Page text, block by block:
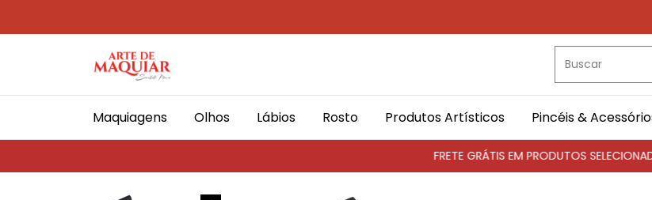
Maquiagens Olhos Lábios Rosto Produtos Artísticos Pincéis &
FRETE GRÁTIS EM PRODUTOS SELECIONADOS